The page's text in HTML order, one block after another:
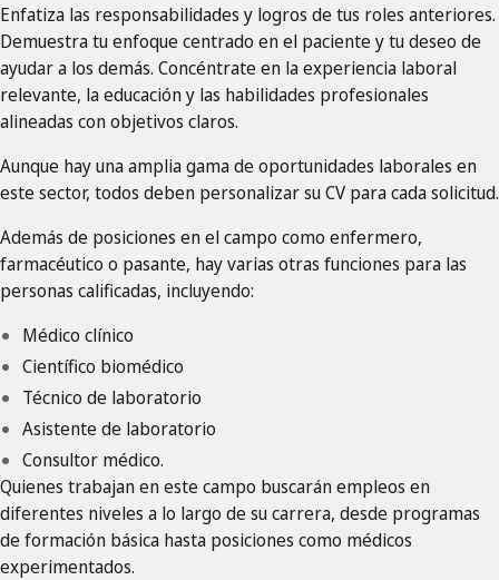
Enfatiza las responsabilidades y logros de tus roles anteriores.
Demuestra tu enfoque centrado en el paciente y tu deseo de
ayudar a los demás. Concéntrate en la experiencia laboral
relevante, la educación y las habilidades profesionales
alineadas con objetivos claros.
Aunque hay una amplia gama de oportunidades laborales en
este sector, todos deben personalizar su CV para cada solicitud.
Además de posiciones en el campo como enfermero,
farmacéutico o pasante, hay varias otras funciones para las
personas calificadas, incluyendo:
Médico clínico
Científico biomédico
Técnico de laboratorio
Asistente de laboratorio
Consultor médico.
Quienes trabajan en este campo buscarán empleos en
diferentes niveles a lo largo de su carrera, desde programas
de formación básica hasta posiciones como médicos
experimentados.